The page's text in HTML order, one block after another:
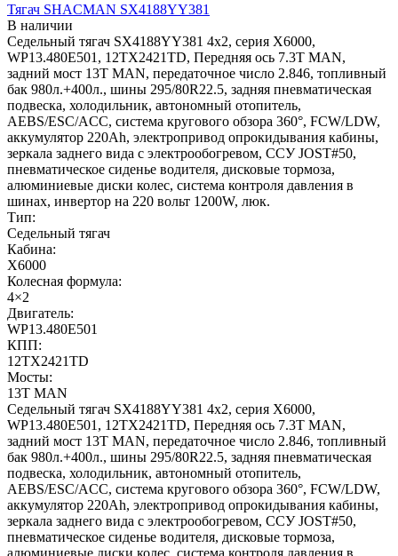
Тягач SHACMAN SX4188YY381
В наличии
Седельный тягач SX4188YY381 4x2, серия X6000,
WP13.480E501, 12TX2421TD, Передняя ось 7.3Т MAN,
задний мост 13T MAN, передаточное число 2.846, топливный
бак 980л.+400л., шины 295/80R22.5, задняя пневматическая
подвеска, холодильник, автономный отопитель,
AEBS/ESC/ACC, система кругового обзора 360°, FCW/LDW,
аккумулятор 220Ah, электропривод опрокидывания кабины,
зеркала заднего вида с электрообогревом, ССУ JOST#50,
пневматическое сиденье водителя, дисковые тормоза,
алюминиевые диски колес, система контроля давления в
шинах, инвертор на 220 вольт 1200W, люк.
Тип:
Седельный тягач
Кабина:
X6000
Колесная формула:
4×2
Двигатель:
WP13.480E501
КПП:
12TX2421TD
Мосты:
13T MAN
Седельный тягач SX4188YY381 4x2, серия X6000,
WP13.480E501, 12TX2421TD, Передняя ось 7.3Т MAN,
задний мост 13T MAN, передаточное число 2.846, топливный
бак 980л.+400л., шины 295/80R22.5, задняя пневматическая
подвеска, холодильник, автономный отопитель,
AEBS/ESC/ACC, система кругового обзора 360°, FCW/LDW,
аккумулятор 220Ah, электропривод опрокидывания кабины,
зеркала заднего вида с электрообогревом, ССУ JOST#50,
пневматическое сиденье водителя, дисковые тормоза,
алюминиевые диски колес, система контроля давления в